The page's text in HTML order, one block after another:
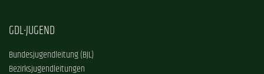
GDL-JUGEND
Bundesjugendleitung (BJL)
Bezirksjugendleitungen